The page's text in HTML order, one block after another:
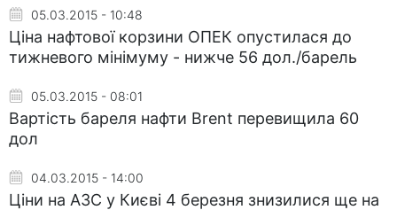
05.03.2015 - 10:48
Ціна нафтової корзини ОПЕК опустилася до
тижневого мінімуму - нижче 56 дол./барель
05.03.2015 - 08:01
Вартість бареля нафти Brent перевищила 60
дол
04.03.2015 - 14:00
Ціни на АЗС у Києві 4 березня знизилися ще на